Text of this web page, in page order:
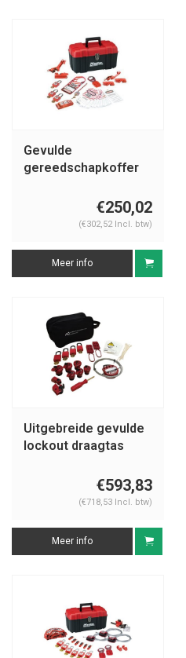
Gevulde
gereedschapkoffer
€250,02
(€302,52 Incl. btw)
Meer info
Uitgebreide gevulde
lockout draagtas
€593,83
(€718,53 Incl. btw)
Meer info